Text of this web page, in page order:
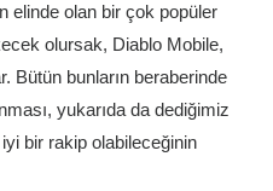
elinde olan bir çok popüler
olursak, Diablo Mobile,
Bütün bunların beraberinde
yukarıda da dediğimiz
bir rakip olabileceğinin